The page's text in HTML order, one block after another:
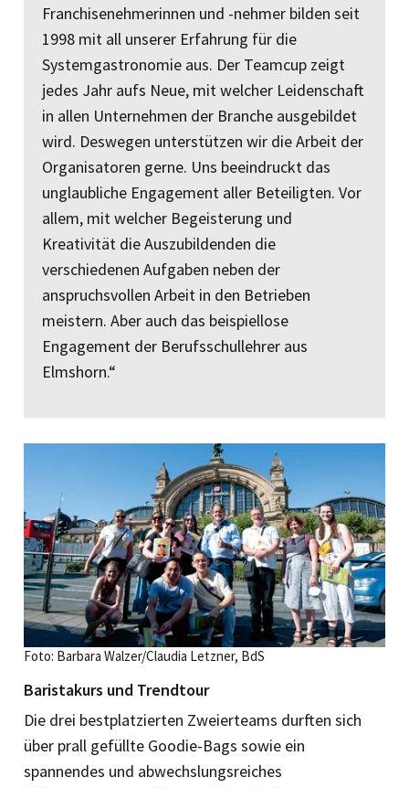
Franchisenehmerinnen und -nehmer bilden seit
1998 mit all unserer Erfahrung für die
Systemgastronomie aus. Der Teamcup zeigt
jedes Jahr aufs Neue, mit welcher Leidenschaft
in allen Unternehmen der Branche ausgebildet
wird. Deswegen unterstützen wir die Arbeit der
Organisatoren gerne. Uns beeindruckt das
unglaubliche Engagement aller Beteiligten. Vor
allem, mit welcher Begeisterung und
Kreativität die Auszubildenden die
verschiedenen Aufgaben neben der
anspruchsvollen Arbeit in den Betrieben
meistern. Aber auch das beispiellose
Engagement der Berufsschullehrer aus
Elmshorn.“
Foto: Barbara Walzer/Claudia Letzner, BdS
Baristakurs und Trendtour
Die drei bestplatzierten Zweierteams durften sich
über prall gefüllte Goodie-Bags sowie ein
spannendes und abwechslungsreiches